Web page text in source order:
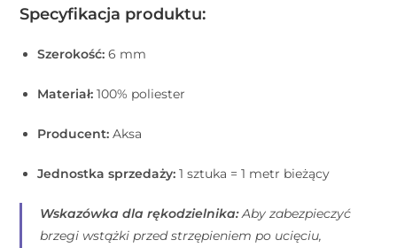
Specyfikacja produktu:
Szerokość: 6 mm
Materiał: 100% poliester
Producent: Aksa
Jednostka sprzedaży: 1 sztuka = 1 metr bieżący
Wskazówka dla rękodzielnika:Aby zabezpieczyć
brzegi wstążki przed strzępieniem po ucięciu,